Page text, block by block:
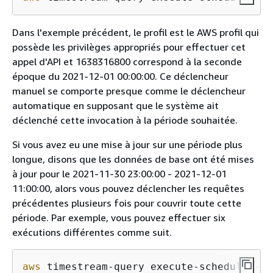
Dans l'exemple précédent, le profil est le AWS profil qui
possède les privilèges appropriés pour effectuer cet
appel d'API et 1638316800 correspond à la seconde
époque du 2021-12-01 00:00:00. Ce déclencheur
manuel se comporte presque comme le déclencheur
automatique en supposant que le système ait
déclenché cette invocation à la période souhaitée.
Si vous avez eu une mise à jour sur une période plus
longue, disons que les données de base ont été mises
à jour pour le 2021-11-30 23:00:00 - 2021-12-01
11:00:00, alors vous pouvez déclencher les requêtes
précédentes plusieurs fois pour couvrir toute cette
période. Par exemple, vous pouvez effectuer six
exécutions différentes comme suit.
aws timestream-query execute-scheduled-